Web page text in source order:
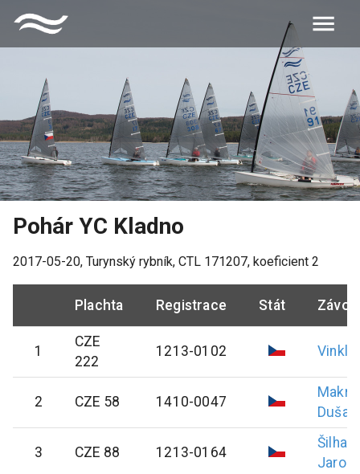
Pohár YC Kladno
2017-05-20, Turynský rybník, CTL 171207, koeficient 2
Plachta Registrace Stát
1
CZE
222
1213-0102 Vinkl
2 CZE 58 1410-0047
Dušan
3 CZE 88 1213-0164